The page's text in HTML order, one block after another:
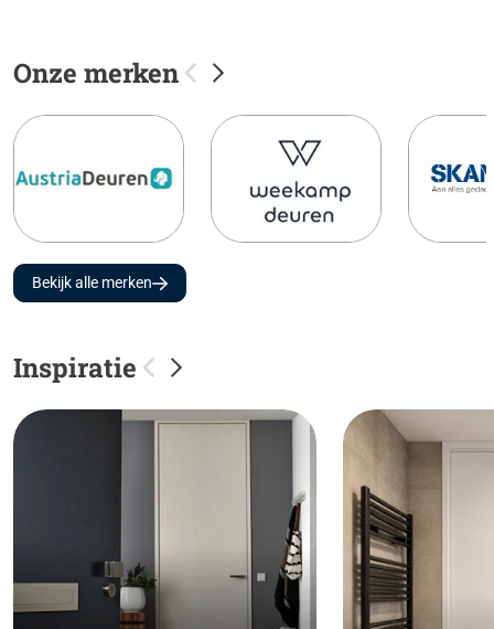
Onze merken
Bekijk alle merken
Inspiratie